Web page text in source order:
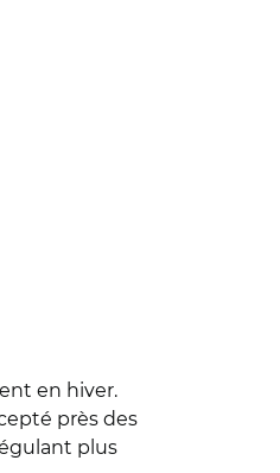
en hiver.
près des
plus